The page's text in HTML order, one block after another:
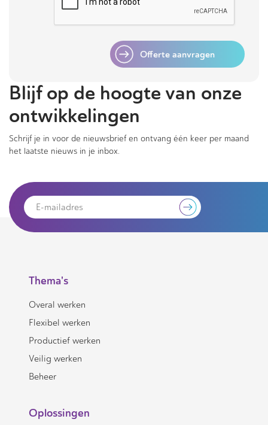
Offerte aanvragen
Blijf op de hoogte van onze
ontwikkelingen
Schrijf je in voor de nieuwsbrief en ontvang één keer per maand
het laatste nieuws in je inbox.
Thema's
Overal werken
Flexibel werken
Productief werken
Veilig werken
Beheer
Oplossingen